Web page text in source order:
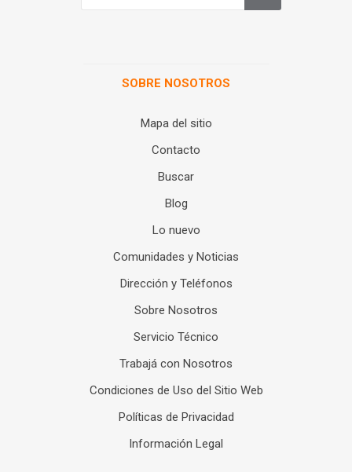
SOBRE NOSOTROS
Mapa del sitio
Contacto
Buscar
Blog
Lo nuevo
Comunidades y Noticias
Dirección y Teléfonos
Sobre Nosotros
Servicio Técnico
Trabajá con Nosotros
Condiciones de Uso del Sitio Web
Políticas de Privacidad
Información Legal